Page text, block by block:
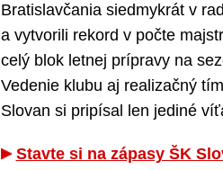
Bratislavčania siedmykrát v
a vytvorili rekord v počte
celý blok letnej prípravy na
Vedenie klubu aj realizačný
Slovan si pripísal len jediné
Stavte si na zápasy ŠK